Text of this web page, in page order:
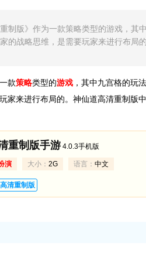
制版》作为一款策略类型的游戏，
的战略思维，是需要玩家来进行布局
款策略类型的游戏 ，其中九宫格的玩
家来进行布局的。神仙道高清重制版
重制版手游 4.0.3手机版
演 大小： 2G 语言： 中文
清重制版